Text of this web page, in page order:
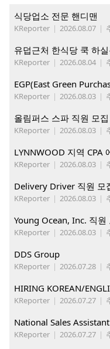
식당업소 전문 핸디맨
KReporter | 2026.08.07 |
유덥근처 한식당 쿡 하
KReporter | 2026.08.04 |
KReporter | 2026.08.03 |
올림퍼스 스파 직원 모집
KReporter | 2026.08.03 |
KReporter | 2026.08.03 |
Delivery Driver 직원 모
KReporter | 2026.08.03 |
KReporter | 2026.08.03 |
DDS Group
KReporter | 2026.07.28 |
KReporter | 2026.07.27 |
National Sales
KReporter | 2026.07.27 |